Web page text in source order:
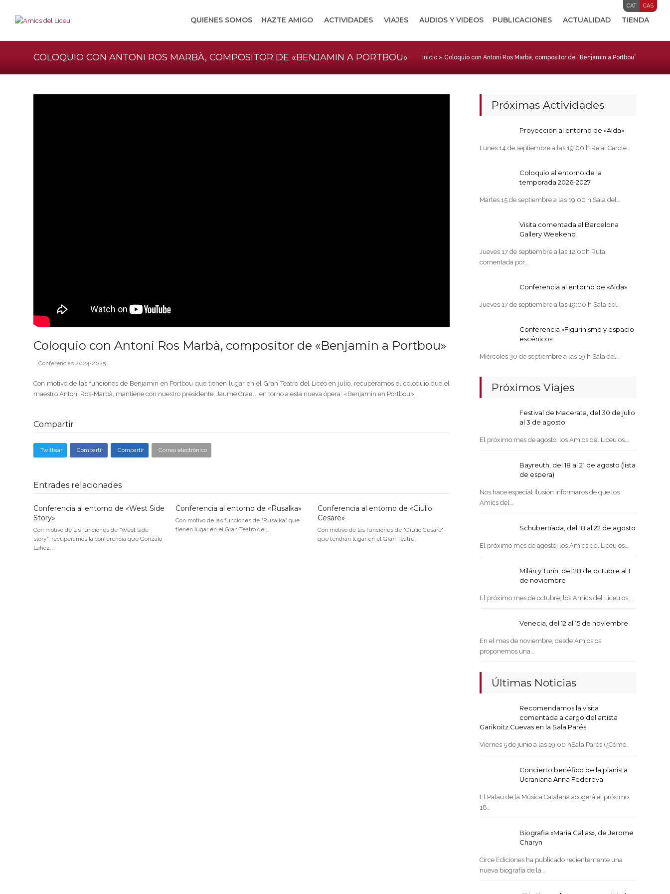
CAT CAS
QUIENES SOMOS HAZTE AMIGO ACTIVIDADES VIAJES AUDIOS Y VIDEOS PUBLICACIONES ACTUALIDAD TIENDA
COLOQUIO CON ANTONI ROS MARBÀ, COMPOSITOR DE «BENJAMIN A PORTBOU» Inicio» Coloquio con Antoni Ros Marbà, compositor de “Benjamin a Portbou”
Coloquio con Antoni Ros Marbà, compositor de «Benjamin a Portbou»
Conferencias 2024-2025
Con motivo de las funciones de Benjamin en Portbou que tienen lugar en el Gran Teatro del Liceo en julio, recuperamos el coloquio que el
maestro Antoni Ros-Marbà, mantiene con nuestro presidente, Jaume Graell, en torno a esta nueva ópera: «Benjamin en Portbou».
Compartir
Twittear Compartir Compartir Correo electrónico
Entrades relacionades
Conferencia al entorno de «West Side
Story»
Con motivo de las funciones de "West side
story", recuperamos la conferencia que Gonzalo
Lahoz,…
Conferencia al entorno de «Rusalka»
Con motivo de las funciones de "Rusalka" que
tienen lugar en el Gran Teatro del…
Conferencia al entorno de «Giulio
Cesare»
Con motivo de las funciones de "Giulio Cesare"
que tendrán lugar en el Gran Teatre…
Próximas Actividades
Proyeccion al entorno de «Aida»
Lunes 14 de septiembre a las 19:00 h Reial Cercle…
Coloquio al entorno de la
temporada 2026-2027
Martes 15 de septiembre a las 19:00 h Sala del…
Visita comentada al Barcelona
Gallery Weekend
Jueves 17 de septiembre a las 12:00h Ruta
comentada por…
Conferencia al entorno de «Aida»
Jueves 17 de septiembre a las 19:00 h Sala del…
Conferencia «Figurinismo y espacio
escénico»
Miércoles 30 de septiembre a las 19 h Sala del…
Próximos Viajes
Festival de Macerata, del 30 de julio
al 3 de agosto
El próximo mes de agosto, los Amics del Liceu os…
Bayreuth, del 18 al 21 de agosto (lista
de espera)
Nos hace especial ilusión informaros de que los
Amics del…
Schubertíada, del 18 al 22 de agosto
El próximo mes de agosto, los Amics del Liceu os…
Milán y Turín, del 28 de octubre al 1
de noviembre
El próximo mes de octubre, los Amics del Liceu os…
Venecia, del 12 al 15 de noviembre
En el mes de noviembre, desde Amics os
proponemos una…
Últimas Noticias
Recomendamos la visita
comentada a cargo del artista
Garikoitz Cuevas en la Sala Parés
Viernes 5 de junio a las 19:00 hSala Parés (¿Cómo…
Concierto benéfico de la pianista
Ucraniana Anna Fedorova
El Palau de la Música Catalana acogerá el próximo
18…
Biografia «Maria Callas», de Jerome
Charyn
Circe Ediciones ha publicado recientemente una
nueva biografía de la…